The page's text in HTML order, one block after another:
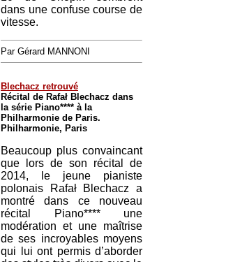
dans une confuse course de
vitesse.
Par Gérard MANNONI
Blechacz retrouvé
Récital de Rafał Blechacz dans
la série Piano**** à la
Philharmonie de Paris.
Philharmonie, Paris
Beaucoup plus convaincant
que lors de son récital de
2014, le jeune pianiste
polonais Rafał Blechacz a
montré dans ce nouveau
récital Piano**** une
modération et une maîtrise
de ses incroyables moyens
qui lui ont permis d’aborder